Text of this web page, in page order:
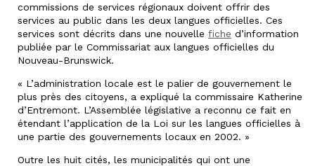
commissions de services régionaux doivent offrir des
services au public dans les deux langues officielles. Ces
services sont décrits dans une nouvelle fiche d’information
publiée par le Commissariat aux langues officielles du
Nouveau-Brunswick.
« L’administration locale est le palier de gouvernement le
plus près des citoyens, a expliqué la commissaire Katherine
d’Entremont. L’Assemblée législative a reconnu ce fait en
étendant l’application de la Loi sur les langues officielles à
une partie des gouvernements locaux en 2002. »
Outre les huit cités, les municipalités qui ont une